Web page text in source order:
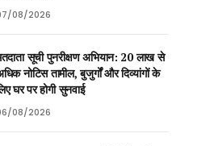
08/2026
सूची पुनरीक्षण अभियान: 20 लाख से
नोटिस तामील, बुजुर्गों और दिव्यांगों के
घर पर होगी सुनवाई
08/2026